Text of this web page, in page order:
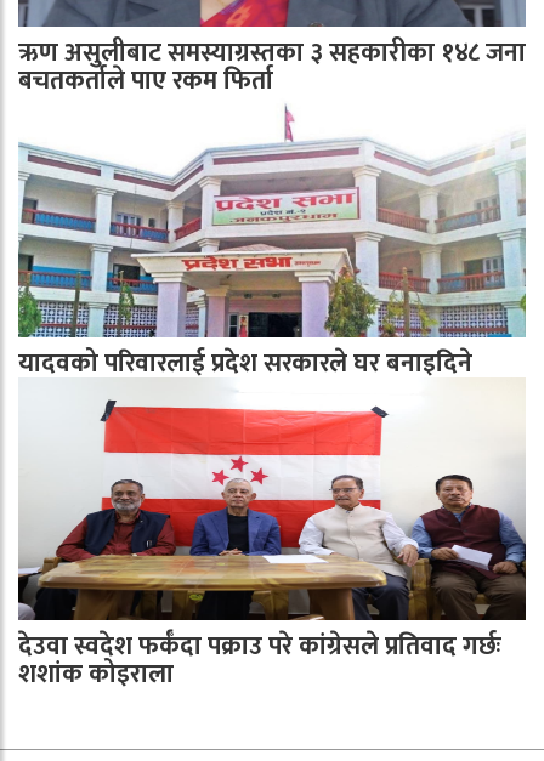
ऋण असुलीबाट समस्याग्रस्तका ३ सहकारीका १४८ जना
बचतकर्ताले पाए रकम फिर्ता
यादवको परिवारलाई प्रदेश सरकारले घर बनाइदिने
देउवा स्वदेश फर्कँदा पक्राउ परे कांग्रेसले प्रतिवाद गर्छः
शशांक कोइराला